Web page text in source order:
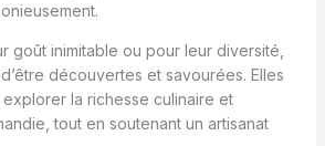
goût inimitable ou pour leur diversité,
découvertes et savourées. Elles
la richesse culinaire et
tout en soutenant un artisanat